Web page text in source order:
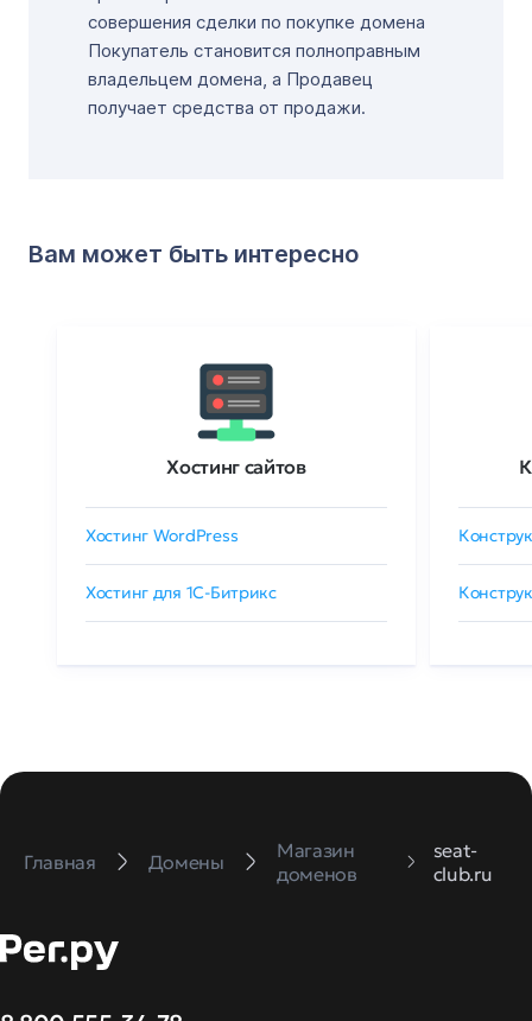
совершения сделки по покупке домена
Покупатель становится полноправным
владельцем домена, а Продавец
получает средства от продажи.
Вам может быть интересно
Хостинг сайтов
Хостинг WordPress
Хостинг для 1C-Битрикс
Главная Домены
Магазин
доменов
seat-
club.ru